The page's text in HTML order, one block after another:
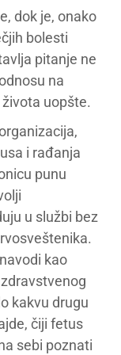
dok je, onako
bolesti
pitanje ne
na
uopšte.
i rađanja
punu
u službi bez
kao
kakvu drugu
čiji fetus
sebi poznati